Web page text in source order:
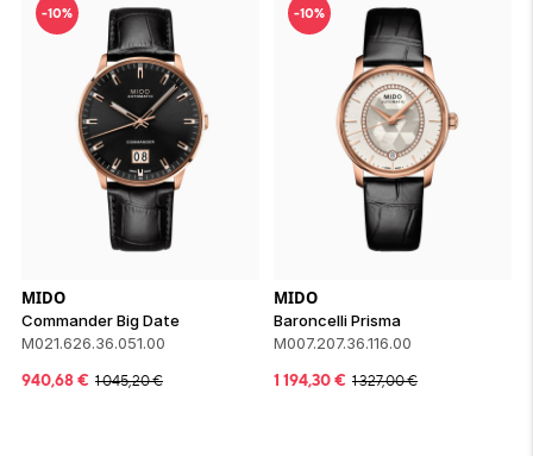
-10%
MIDO
Commander Big Date
M021.626.36.051.00
940,68€ 1 045,20€
-10%
MIDO
Baroncelli Prisma
M007.207.36.116.00
1 194,30€ 1 327,00€